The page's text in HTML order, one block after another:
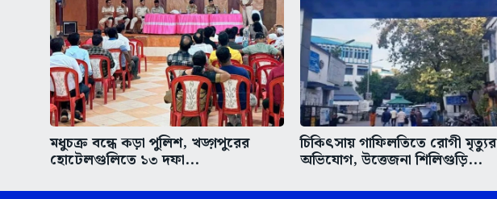
মধুচক্র বন্ধে কড়া পুলিশ, খড়্গপুরের
হোটেলগুলিতে ১৩ দফা...
চিকিৎসায় গাফিলতিতে রোগী মৃত্যুর
অভিযোগ, উত্তেজনা শিলিগুড়ি...